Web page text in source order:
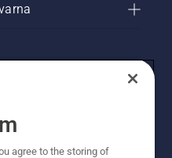
agree to the storing of